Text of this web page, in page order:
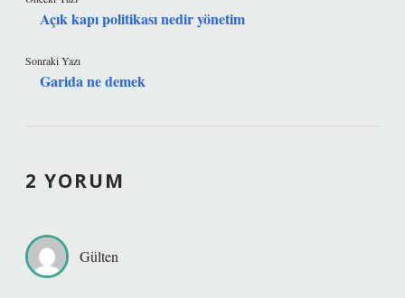
Açık kapı politikası nedir yönetim
Sonraki Yazı
Garida ne demek
2 YORUM
Gülten